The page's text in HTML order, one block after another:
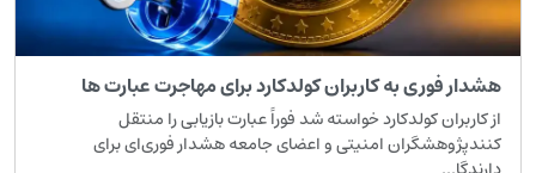
فوری به کاربران کولدکارد برای مهاجرت عبارت ها
کاربران کولدکارد خواسته شد فوراً عبارت بازیابی را منتقل
امنیتی و اعضای جامعه هشدار فوری‌ای برای